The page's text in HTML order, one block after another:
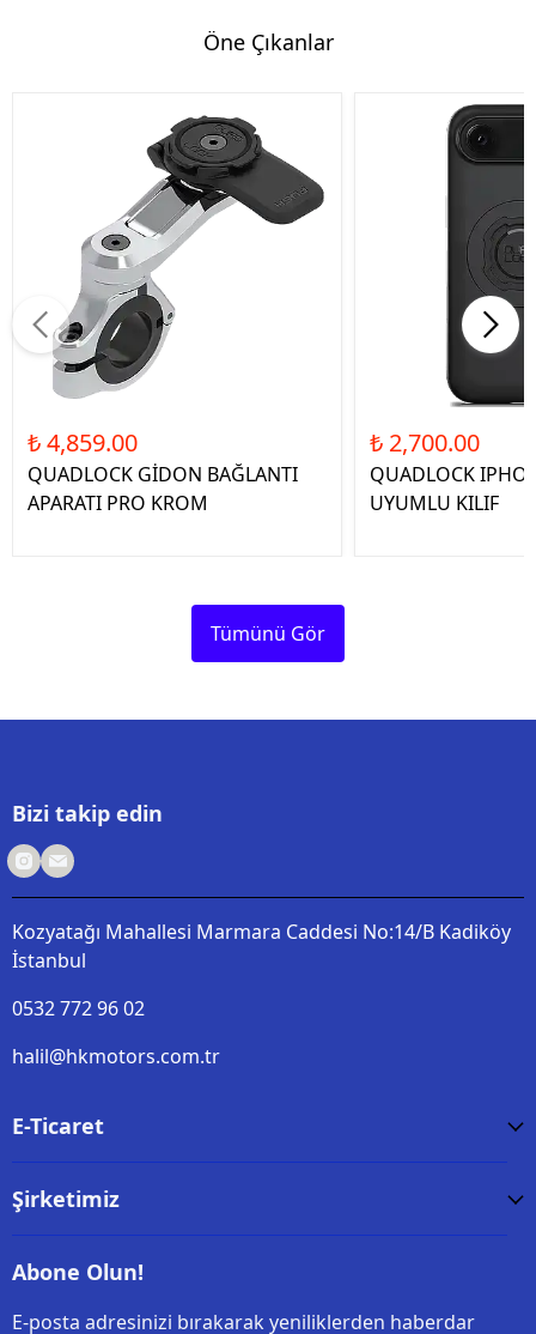
Öne Çıkanlar
₺ 4,859.00
QUADLOCK GİDON BAĞLANTI
APARATI PRO KROM
₺ 2,700.00
QUADLOCK
UYUMLU KILIF
Tümünü Gör
Bizi takip edin
Kozyatağı Mahallesi Marmara Caddesi No:14/B Kadiköy
İstanbul
0532 772 96 02
halil@hkmotors.com.tr
E-Ticaret
Şirketimiz
Abone Olun!
E-posta adresinizi bırakarak yeniliklerden haberdar